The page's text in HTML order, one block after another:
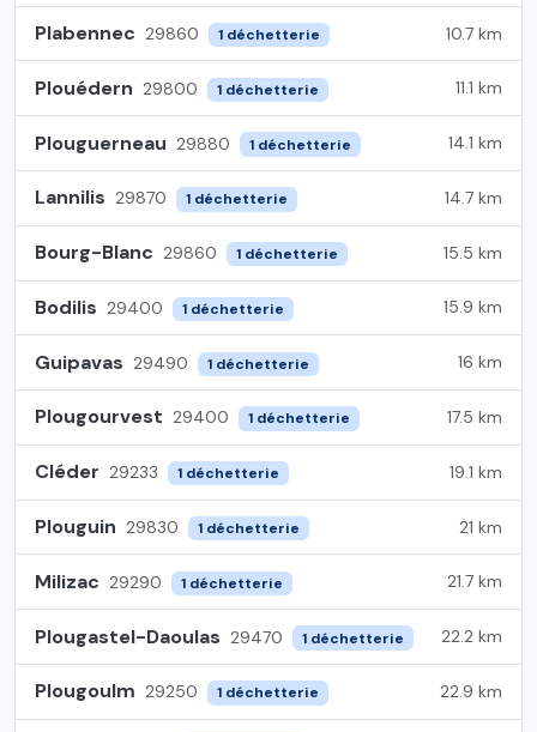
Plabennec 29860 1 déchetterie 10.7 km
Plouédern 29800 1 déchetterie 11.1 km
Plouguerneau 29880 1 déchetterie 14.1 km
Lannilis 29870 1 déchetterie 14.7 km
Bourg-Blanc 29860 1 déchetterie 15.5 km
Bodilis 29400 1 déchetterie 15.9 km
Guipavas 29490 1 déchetterie 16 km
Plougourvest 29400 1 déchetterie 17.5 km
Cléder 29233 1 déchetterie 19.1 km
Plouguin 29830 1 déchetterie 21 km
Milizac 29290 1 déchetterie 21.7 km
Plougastel-Daoulas 29470 1 déchetterie 22.2 km
Plougoulm 29250 1 déchetterie 22.9 km